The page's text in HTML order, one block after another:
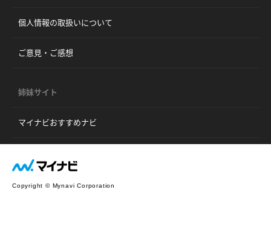
個人情報の取扱いについて
ご意見・ご感想
姉妹サイト
マイナビおすすめナビ
Copyright © Mynavi Corporation